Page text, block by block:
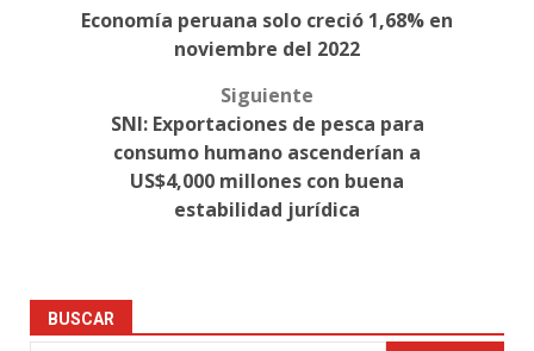
navigation
Economía peruana solo creció 1,68% en
noviembre del 2022
Siguiente
SNI: Exportaciones de pesca para
consumo humano ascenderían a
US$4,000 millones con buena
estabilidad jurídica
BUSCAR